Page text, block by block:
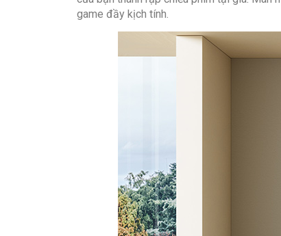
game đầy kịch tính.